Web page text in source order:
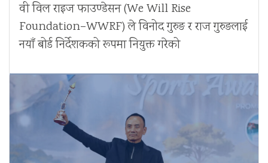
वी विल राइज फाउण्डेसन (We Will Rise
Foundation–WWRF) ले विनोद गुरुङ र राज गुरुङलाई
नयाँ बोर्ड निर्देशकको रूपमा नियुक्त गरेको